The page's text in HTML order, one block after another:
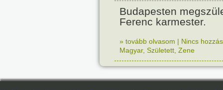
Budapesten
Ferenc karmester.
» tovább olvasom | Nincs
Magyar, Született Zene